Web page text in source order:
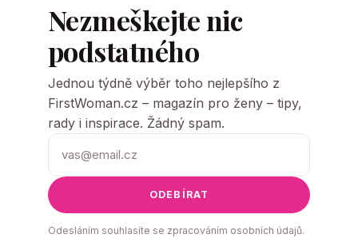
Nezmeškejte nic
podstatného
Jednou týdně výběr toho nejlepšího z
FirstWoman.cz – magazín pro ženy – tipy,
rady i inspirace. Žádný spam.
ODEBÍRAT
Odesláním souhlasíte se zpracováním osobních údajů.